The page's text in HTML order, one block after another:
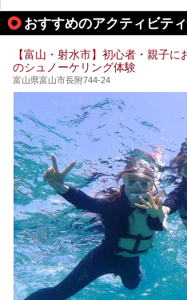
城端の郊外に建つ里山
「桜ヶ池クアガーデン
てみませんか？
おすすめのアクティビテ
【富山・射水市】初心者・親子
のシュノーケリング体験
富山県富山市長附744-24